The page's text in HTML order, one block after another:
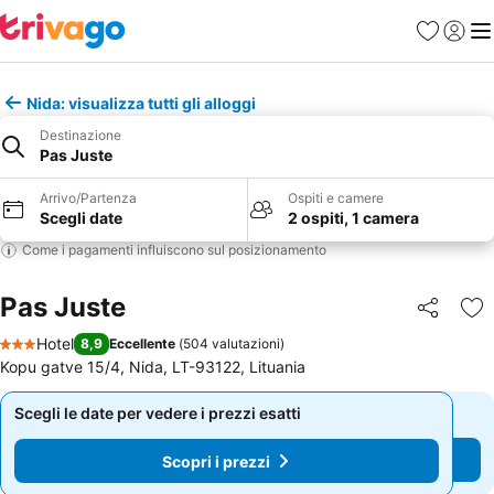
PreferitiAccedi
Nida: visualizza tutti gli alloggi
Destinazione
Pas Juste
Arrivo/Partenza
Scegli date
Ospiti e camere
2 ospiti, 1 camera
Come i pagamenti influiscono sul posizionamento
Pas Juste Condividi
3 Stelle
Hotel 8,9 Eccellente (504 valutazioni)
Kopu gatve 15/4, Nida, LT-93122, Lituania
Scegli le date per vedere i prezzi esatti
Scopri i prezzi
Scegli le date per vedere i prezzi esatti
Scopri i prezzi